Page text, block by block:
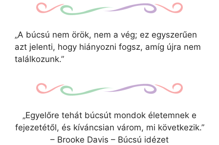
„A búcsú nem örök, nem a vég; ez egyszerűen
azt jelenti, hogy hiányozni fogsz, amíg újra nem
találkozunk.”
„Egyelőre tehát búcsút mondok életemnek e
fejezetétől, és kíváncsian várom, mi következik.”
– Brooke Davis – Búcsú idézet